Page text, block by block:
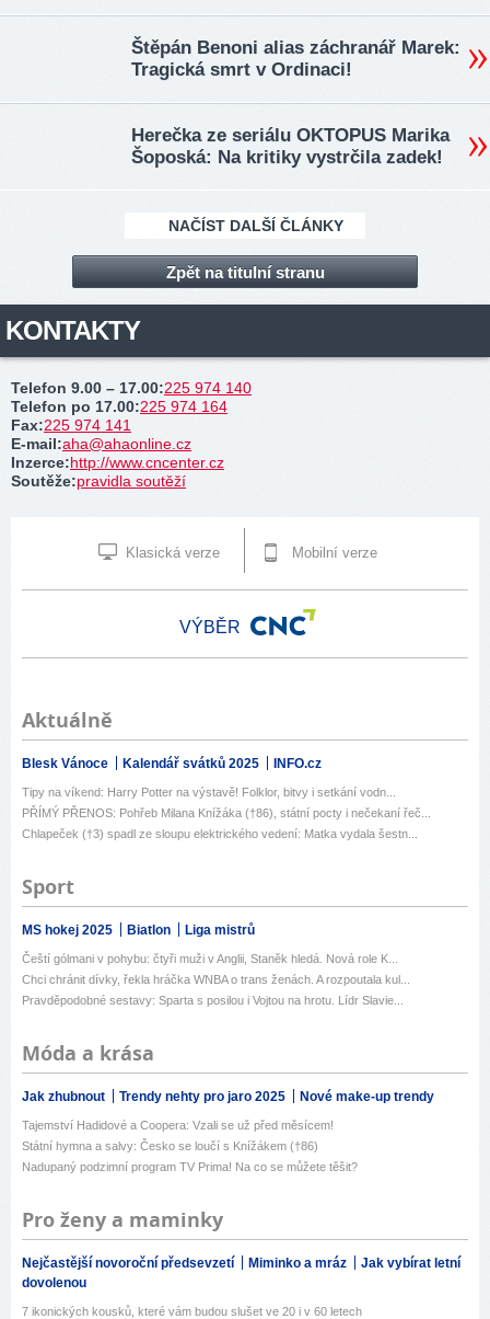
Štěpán Benoni alias záchranář Marek:
Tragická smrt v Ordinaci!
Herečka ze seriálu OKTOPUS Marika
Šoposká: Na kritiky vystrčila zadek!
NAČÍST DALŠÍ ČLÁNKY
Zpět na titulní stranu
KONTAKTY
Telefon 9.00 – 17.00:225 974 140
Telefon po 17.00:225 974 164
Fax:225 974 141
E-mail:aha@ahaonline.cz
Inzerce:http://www.cncenter.cz
Soutěže:pravidla soutěží
Klasická verze Mobilní verze
VÝBĚR
Aktuálně
Blesk Vánoce Kalendář svátků 2025 INFO.cz
Tipy na víkend: Harry Potter na výstavě! Folklor, bitvy i setkání vodn...
PŘÍMÝ PŘENOS: Pohřeb Milana Knížáka (†86), státní pocty i nečekaní řeč...
Chlapeček (†3) spadl ze sloupu elektrického vedení: Matka vydala šestn...
Sport
MS hokej 2025 Biatlon Liga mistrů
Čeští gólmani v pohybu: čtyři muži v Anglii, Staněk hledá. Nová role K...
Chci chránit dívky, řekla hráčka WNBA o trans ženách. A rozpoutala kul...
Pravděpodobné sestavy: Sparta s posilou i Vojtou na hrotu. Lídr Slavie...
Móda a krása
Jak zhubnout Trendy nehty pro jaro 2025 Nové make-up trendy
Tajemství Hadidové a Coopera: Vzali se už před měsícem!
Státní hymna a salvy: Česko se loučí s Knížákem (†86)
Nadupaný podzimní program TV Prima! Na co se můžete těšit?
Pro ženy a maminky
Nejčastější novoroční předsevzetí Miminko a mráz
Jak vybírat letní
dovolenou
7 ikonických kousků, které vám budou slušet ve 20 i v 60 letech